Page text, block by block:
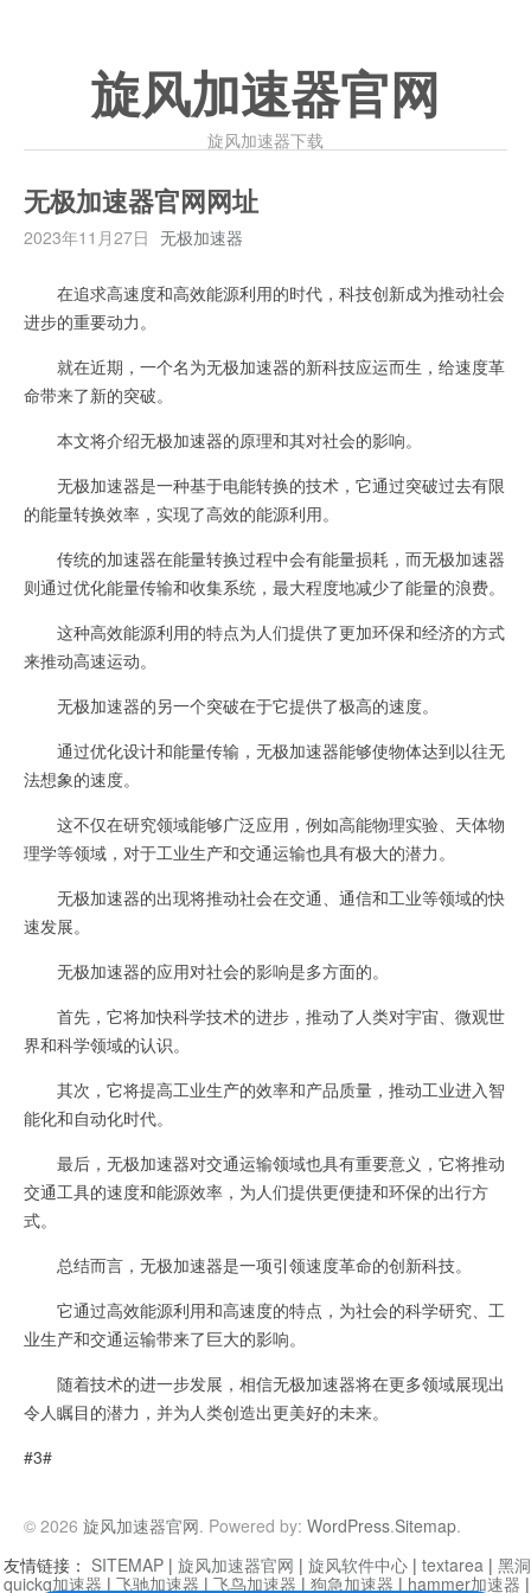
旋风加速器官网
旋风加速器下载
无极加速器官网网址
2023年11月27日 无极加速器
在追求高速度和高效能源利用的时代，科技创新成为推动社会
进步的重要动力。
就在近期，一个名为无极加速器的新科技应运而生，给速度革
命带来了新的突破。
本文将介绍无极加速器的原理和其对社会的影响。
无极加速器是一种基于电能转换的技术，它通过突破过去有限
的能量转换效率，实现了高效的能源利用。
传统的加速器在能量转换过程中会有能量损耗，而无极加速器
则通过优化能量传输和收集系统，最大程度地减少了能量的浪费。
这种高效能源利用的特点为人们提供了更加环保和经济的方式
来推动高速运动。
无极加速器的另一个突破在于它提供了极高的速度。
通过优化设计和能量传输，无极加速器能够使物体达到以往无
法想象的速度。
这不仅在研究领域能够广泛应用，例如高能物理实验、天体物
理学等领域，对于工业生产和交通运输也具有极大的潜力。
无极加速器的出现将推动社会在交通、通信和工业等领域的快
速发展。
无极加速器的应用对社会的影响是多方面的。
首先，它将加快科学技术的进步，推动了人类对宇宙、微观世
界和科学领域的认识。
其次，它将提高工业生产的效率和产品质量，推动工业进入智
能化和自动化时代。
最后，无极加速器对交通运输领域也具有重要意义，它将推动
交通工具的速度和能源效率，为人们提供更便捷和环保的出行方
式。
总结而言，无极加速器是一项引领速度革命的创新科技。
它通过高效能源利用和高速度的特点，为社会的科学研究、工
业生产和交通运输带来了巨大的影响。
随着技术的进一步发展，相信无极加速器将在更多领域展现出
令人瞩目的潜力，并为人类创造出更美好的未来。
#3#
© 2026 旋风加速器官网. Powered by: WordPress.Sitemap.
友情链接： SITEMAP | 旋风加速器官网 | 旋风软件中心 | textarea | 黑
quickq加速器 | 飞驰加速器 | 飞鸟加速器 | 狗急加速器 | hammer加速器